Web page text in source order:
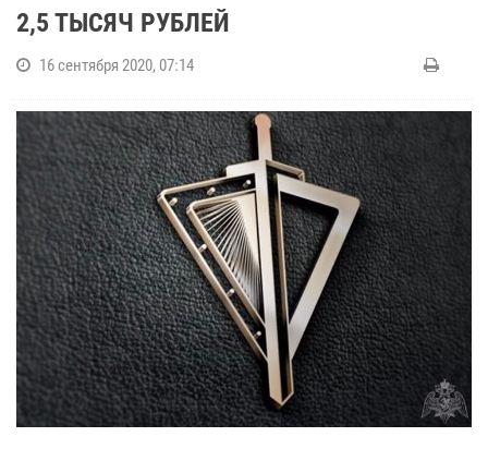
2,5 ТЫСЯЧ РУБЛЕЙ
16 сентября 2020, 07:14